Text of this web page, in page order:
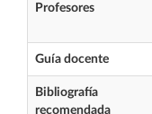
Profesores
Guía docente
Bibliografía
recomendada